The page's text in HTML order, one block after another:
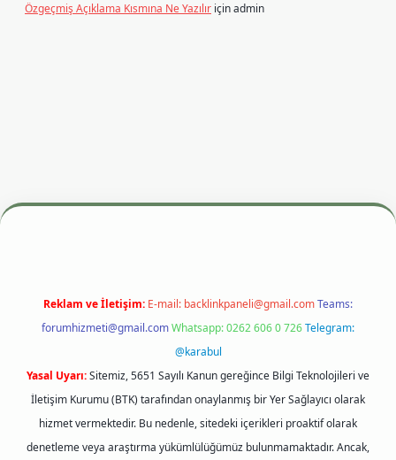
Özgeçmiş Açıklama Kısmına Ne Yazılır içinadmin
betexper.xyzm elexbet
Reklam ve İletişim: E-mail: backlinkpaneli@gmail.comTeams:
forumhizmeti@gmail.comWhatsapp: 0262 606 0 726Telegram:
@karabul
Yasal Uyarı:Sitemiz, 5651 Sayılı Kanun gereğince Bilgi Teknolojileri ve
İletişim Kurumu (BTK) tarafından onaylanmış bir Yer Sağlayıcı olarak
hizmet vermektedir. Bu nedenle, sitedeki içerikleri proaktif olarak
denetleme veya araştırma yükümlülüğümüz bulunmamaktadır. Ancak,